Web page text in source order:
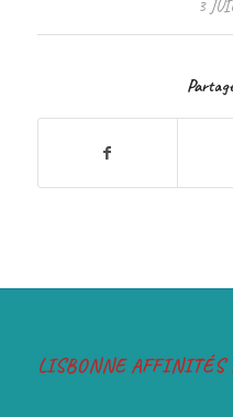
3
LISBONNE AFFINITÉS